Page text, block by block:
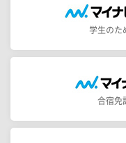
学生のた
合宿免